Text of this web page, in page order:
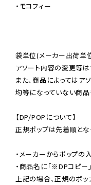
・モコフィー
袋単位(メーカー出荷単
アソート内容の変更等は
また、商品によってはア
均等になっていない商品
【DP/POPについて】
正規ポップは先着順とな
・メーカーからポップ
・商品名に「※DPコピー
上記の場合、正規のポ